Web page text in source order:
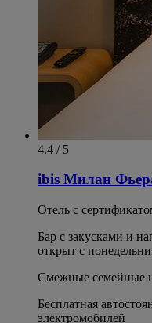
4.4 / 5
ibis Милан
Отель с
Бар с закусками и
открыт с
Смежные семейные
Бесплатная
электромобилей